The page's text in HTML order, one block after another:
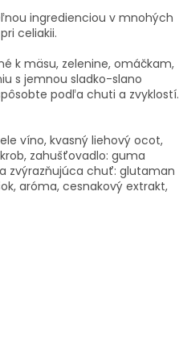
ingredienciou v mnohých
celiakii.
k mäsu, zelenine, omáčkam,
s jemnou sladko-slano
podľa chuti a zvyklostí.
víno, kvasný liehový ocot,
zahušťovadlo: guma
zvýrazňujúca chuť: glutaman
aróma, cesnakový extrakt,